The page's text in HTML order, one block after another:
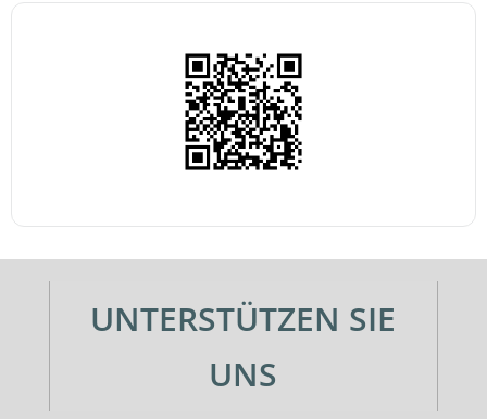
UNTERSTÜTZEN SIE
UNS